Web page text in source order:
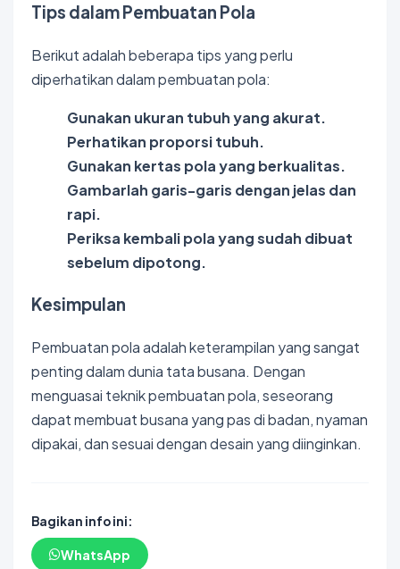
Tips dalam Pembuatan Pola
Berikut adalah beberapa tips yang perlu
diperhatikan dalam pembuatan pola:
Gunakan ukuran tubuh yang akurat.
Perhatikan proporsi tubuh.
Gunakan kertas pola yang berkualitas.
Gambarlah garis-garis dengan jelas dan
rapi.
Periksa kembali pola yang sudah dibuat
sebelum dipotong.
Kesimpulan
Pembuatan pola adalah keterampilan yang sangat
penting dalam dunia tata busana. Dengan
menguasai teknik pembuatan pola, seseorang
dapat membuat busana yang pas di badan, nyaman
dipakai, dan sesuai dengan desain yang diinginkan.
Bagikan info ini:
WhatsApp